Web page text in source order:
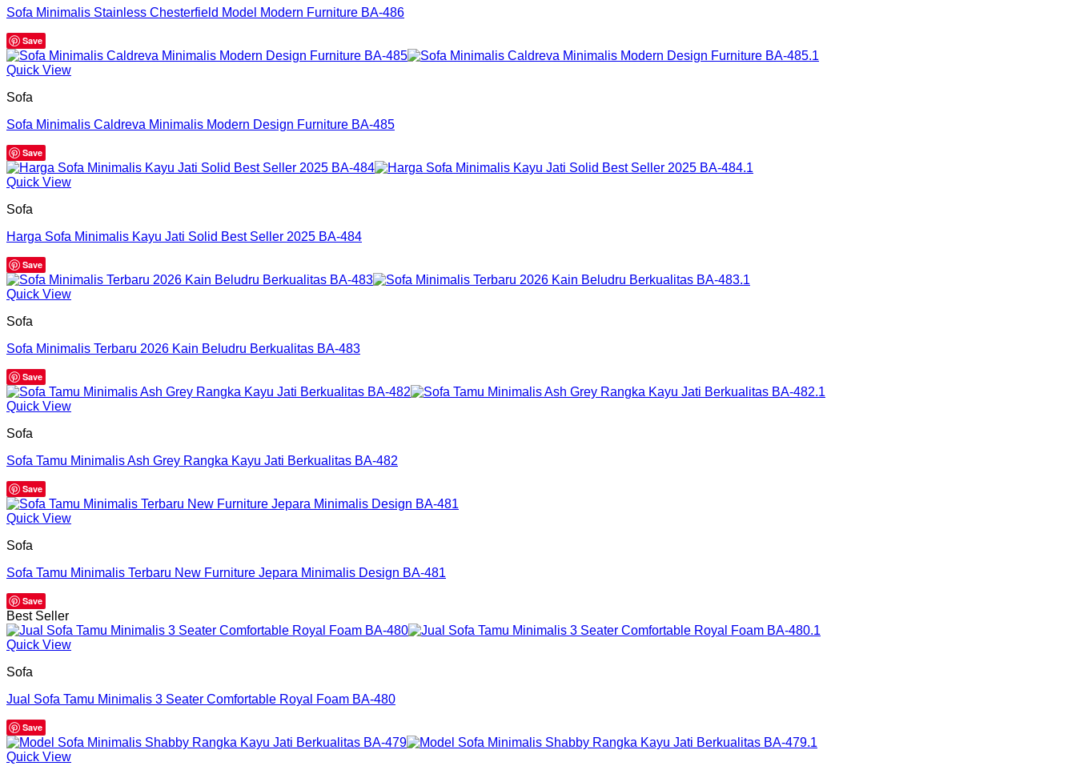
Sofa Minimalis Stainless Chesterfield Model Modern Furniture BA-486
Save
Quick View
Sofa
Sofa Minimalis Caldreva Minimalis Modern Design Furniture BA-485
Save
Quick View
Sofa
Harga Sofa Minimalis Kayu Jati Solid Best Seller 2025 BA-484
Save
Quick View
Sofa
Sofa Minimalis Terbaru 2026 Kain Beludru Berkualitas BA-483
Save
Quick View
Sofa
Sofa Tamu Minimalis Ash Grey Rangka Kayu Jati Berkualitas BA-482
Save
Quick View
Sofa
Sofa Tamu Minimalis Terbaru New Furniture Jepara Minimalis Design BA-481
Save
Best Seller
Quick View
Sofa
Jual Sofa Tamu Minimalis 3 Seater Comfortable Royal Foam BA-480
Save
Quick View